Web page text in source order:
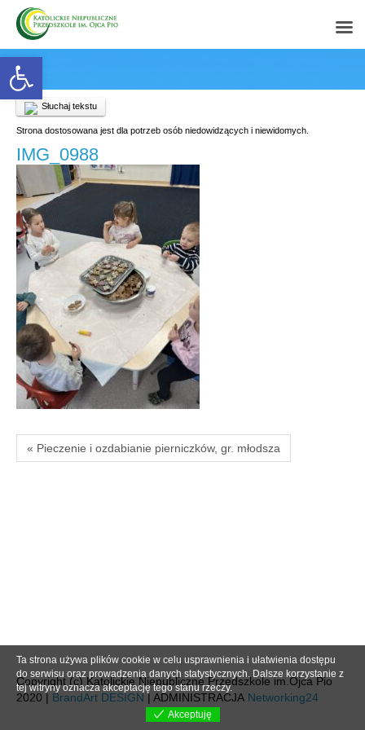
Open toolbar
Słuchaj tekstu
Strona dostosowana jest dla potrzeb osób niedowidzących i niewidomych.
IMG_0988
« Pieczenie i ozdabianie pierniczków, gr. młodsza
Copyright (c) Katolickie Niepubliczne Przedszkole im.Ojca Pio
2020 | BrandArt DESIGN | ADMINISTRACJA Networking24
Ta strona używa plików cookie w celu usprawnienia i ułatwienia dostępu
do serwisu oraz prowadzenia danych statystycznych. Dalsze korzystanie z
tej witryny oznacza akceptację tego stanu rzeczy.
Akceptuję